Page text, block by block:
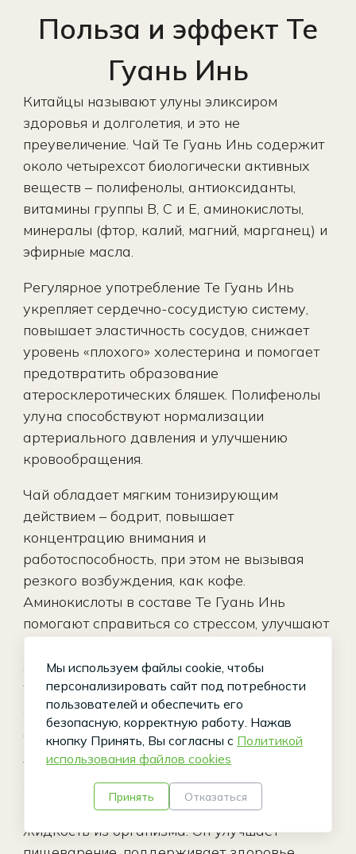
Польза и эффект Те
Гуань Инь
Китайцы называют улуны эликсиром
здоровья и долголетия, и это не
преувеличение. Чай Те Гуань Инь содержит
около четырехсот биологически активных
веществ – полифенолы, антиоксиданты,
витамины группы В, С и Е, аминокислоты,
минералы (фтор, калий, магний, марганец) и
эфирные масла.
Регулярное употребление Те Гуань Инь
укрепляет сердечно-сосудистую систему,
повышает эластичность сосудов, снижает
уровень «плохого» холестерина и помогает
предотвратить образование
атеросклеротических бляшек. Полифенолы
улуна способствуют нормализации
артериального давления и улучшению
кровообращения.
Чай обладает мягким тонизирующим
действием – бодрит, повышает
концентрацию внимания и
работоспособность, при этом не вызывая
резкого возбуждения, как кофе.
Аминокислоты в составе Те Гуань Инь
помогают справиться со стрессом, улучшают
ясности. Многие отмечают особое состояние,
так называемого, чайного опьянения –
легкость, расслабленность и приподнятость
духа.
Улун активизирует метаболизм и
способствует естественному снижению веса,
помогает выводить токсины и лишнюю
жидкость из организма. Он улучшает
Мы используем файлы cookie, чтобы
персонализировать сайт под потребности
пользователей и обеспечить его
безопасную, корректную работу. Нажав
кнопку Принять, Вы согласны с Политикой
использования файлов cookies
Принять Отказаться